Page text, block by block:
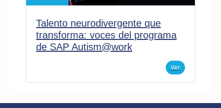
Talento neurodivergente que
transforma: voces del programa
de SAP Autism@work
Ver